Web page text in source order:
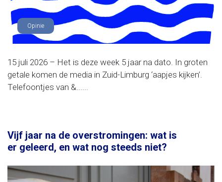
Opinie
15 juli 2026 – Het is deze week 5 jaar na dato. In groten
getale komen de media in Zuid-Limburg ‘aapjes kijken’.
Telefoontjes van &......
Vijf jaar na de overstromingen: wat is
er geleerd, en wat nog steeds niet?